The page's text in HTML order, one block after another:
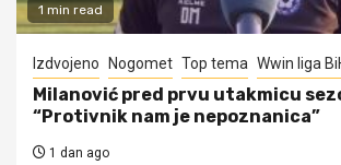
1 min read
Izdvojeno Nogomet Top tema Wwin liga
Milanović pred prvu utakmicu
“Protivnik nam je nepoznanica”
1 dan ago